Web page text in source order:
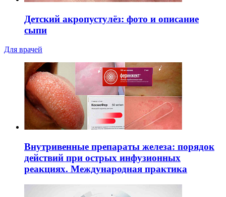
Детский акропустулёз: фото и описание
сыпи
Для врачей
Внутривенные препараты железа: порядок
действий при острых инфузионных
реакциях. Международная практика